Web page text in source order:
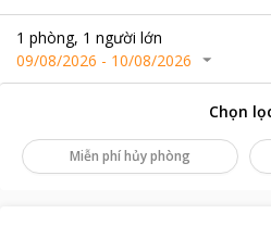
1 phòng, 1 người lớn
09/08/2026 - 10/08/2026
Chọn
Miễn phí hủy phòng